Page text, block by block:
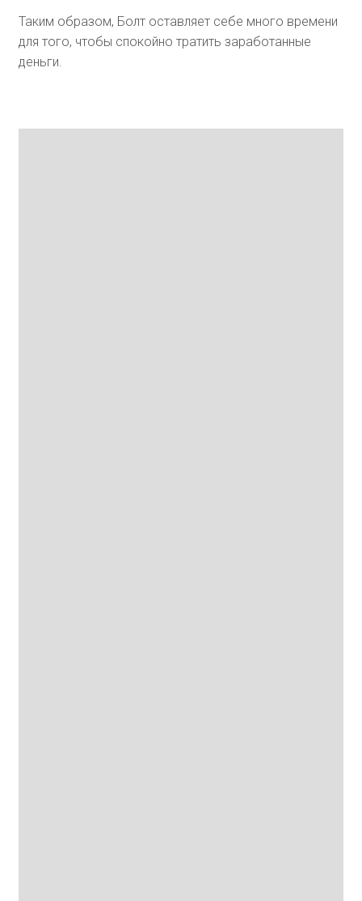
Таким образом, Болт оставляет себе много времени
для того, чтобы спокойно тратить заработанные
деньги.